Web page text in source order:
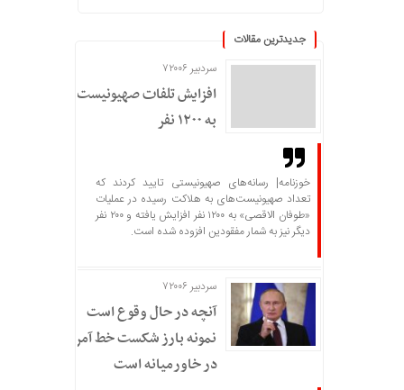
جدیدترین مقالات
سردبیر ۷۲۰۰۶
افزایش تلفات صهیونیست‌ها
به ۱۲۰۰ نفر
خوزنامه| رسانه‌های صهیونیستی تایید کردند که
تعداد صهیونیست‌های به هلاکت رسیده در عملیات
«طوفان الاقصی» به ۱۲۰۰ نفر افزایش یافته و ۲۰۰ نفر
دیگر نیز به شمار مفقودین افزوده شده است.
سردبیر ۷۲۰۰۶
آنچه در حال وقوع است
نمونه بارز شکست خط آمریکا
در خاورمیانه است